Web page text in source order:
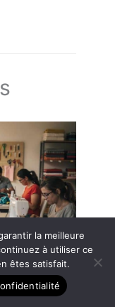
débutants ?
la meilleure
à utiliser ce
êtes satisfait.